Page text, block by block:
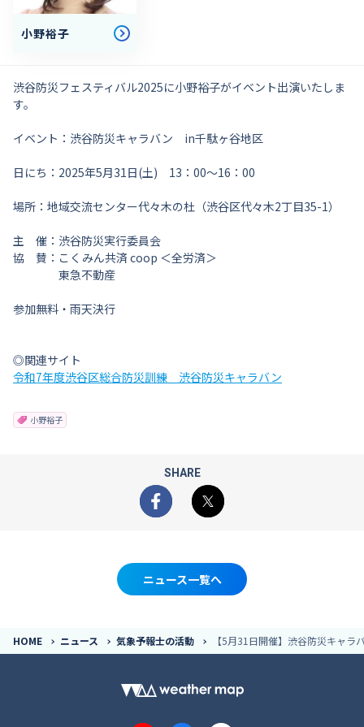
小野裕子
渋谷防災フェスティバル2025に小野裕子がイベント出演いたしま
す。
イベント：渋谷防災キャラバン in千駄ヶ谷地区
日にち：2025年5月31日(土) 13：00～16：00
場所：地域交流センター代々木の杜（渋谷区代々木2丁目35-1）
主 催：渋谷防災実行委員会
協 賛：こくみん共済 coop ＜全労済＞
東急不動産
参加無料・雨天決行
◎関連サイト
令和7年度渋谷区総合防災訓練 渋谷防災キャラバン
小野裕子
SHARE
Facebook
X
ニュース一覧へ
HOME ニュース 気象予報士の活動 【5月31日開催】渋谷防災キャ